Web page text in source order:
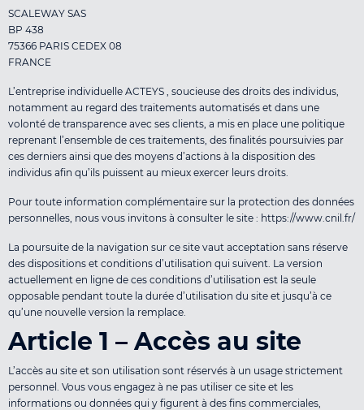
SCALEWAY SAS
BP 438
75366 PARIS CEDEX 08
FRANCE
L’entreprise individuelle ACTEYS , soucieuse des droits des individus,
notamment au regard des traitements automatisés et dans une
volonté de transparence avec ses clients, a mis en place une politique
reprenant l’ensemble de ces traitements, des ﬁnalités poursuivies par
ces derniers ainsi que des moyens d’actions à la disposition des
individus aﬁn qu’ils puissent au mieux exercer leurs droits.
Pour toute information complémentaire sur la protection des données
personnelles, nous vous invitons à consulter le site : https://www.cnil.fr/
La poursuite de la navigation sur ce site vaut acceptation sans réserve
des dispositions et conditions d’utilisation qui suivent. La version
actuellement en ligne de ces conditions d’utilisation est la seule
opposable pendant toute la durée d’utilisation du site et jusqu’à ce
qu’une nouvelle version la remplace.
Article 1 – Accès au site
L’accès au site et son utilisation sont réservés à un usage strictement
personnel. Vous vous engagez à ne pas utiliser ce site et les
informations ou données qui y ﬁgurent à des ﬁns commerciales,